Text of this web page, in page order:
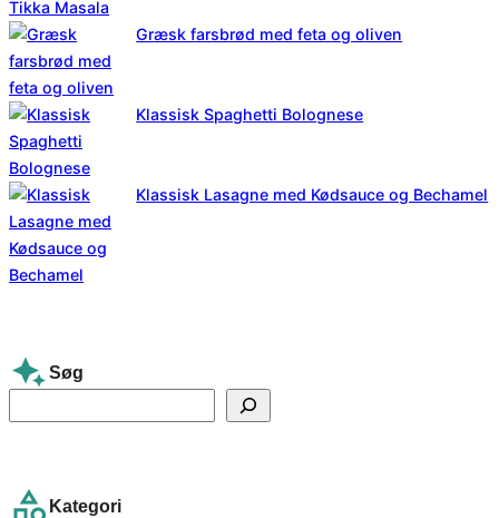
Græsk farsbrød med feta og oliven
Klassisk Spaghetti Bolognese
Klassisk Lasagne med Kødsauce og Bechamel
Søg
e
c
Kategori